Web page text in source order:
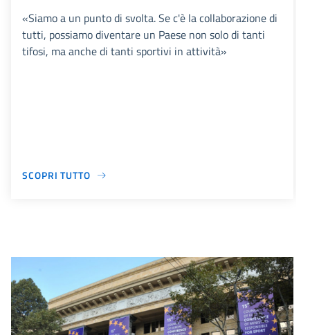
«Siamo a un punto di svolta. Se c'è la collaborazione di
tutti, possiamo diventare un Paese non solo di tanti
tifosi, ma anche di tanti sportivi in attività»
SCOPRI TUTTO